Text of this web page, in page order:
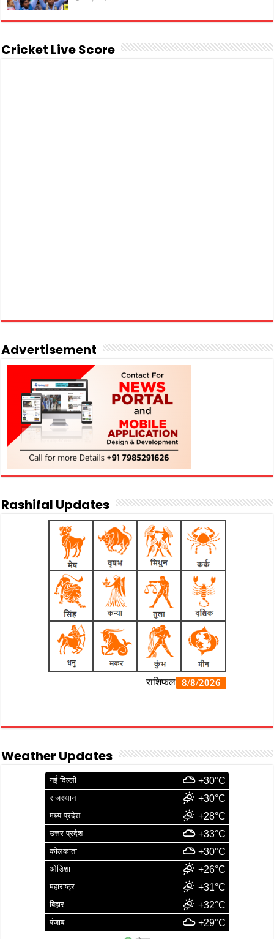
Cricket Live Score
Advertisement
Rashifal Updates
Weather Updates
नई दिल्ली +30°C
राजस्थान +30°C
मध्य प्रदेश +28°C
उत्तर प्रदेश +33°C
कोलकाता +30°C
ओडिशा +26°C
महाराष्ट्र +31°C
बिहार +32°C
पंजाब +29°C